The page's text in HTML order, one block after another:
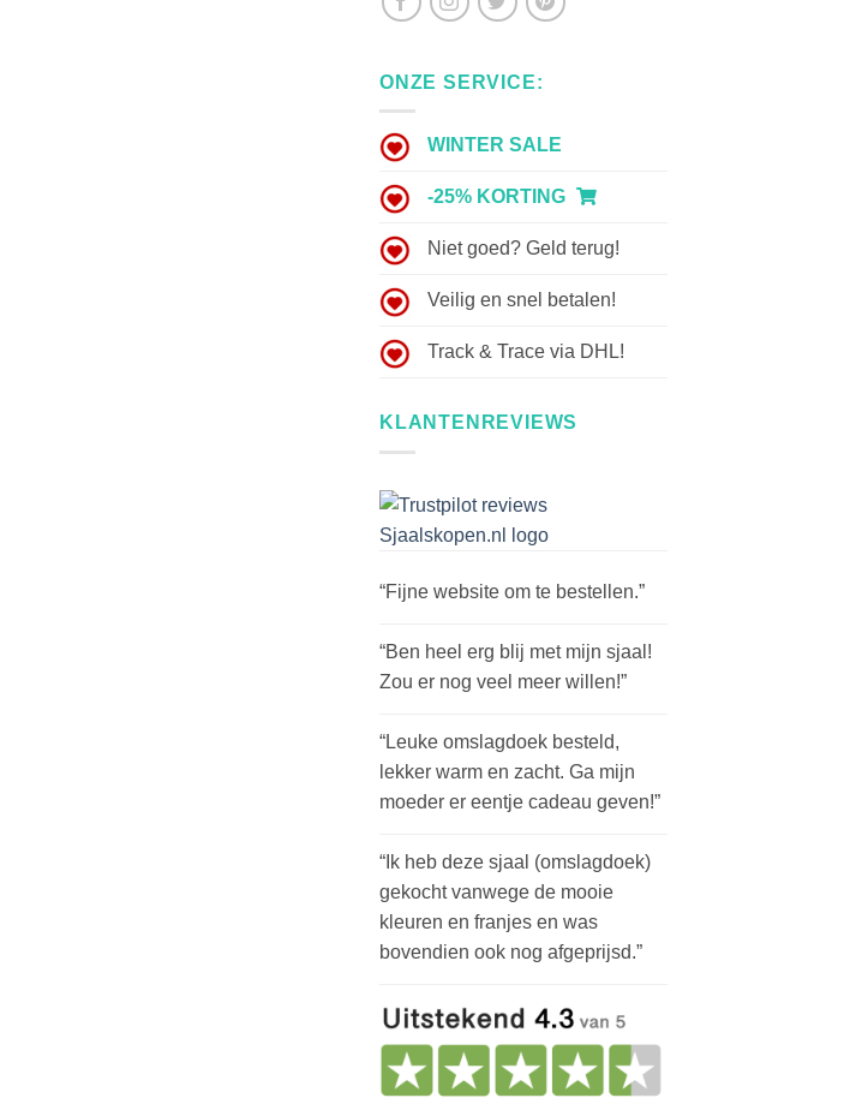
ONZE SERVICE:
WINTER SALE
-25% KORTING
Niet goed? Geld terug!
Veilig en snel betalen!
Track & Trace via DHL!
KLANTENREVIEWS
“Fijne website om te bestellen.”
“Ben heel erg blij met mijn sjaal!
Zou er nog veel meer willen!”
“Leuke omslagdoek besteld,
lekker warm en zacht. Ga mijn
moeder er eentje cadeau geven!”
“Ik heb deze sjaal (omslagdoek)
gekocht vanwege de mooie
kleuren en franjes en was
bovendien ook nog afgeprijsd.”